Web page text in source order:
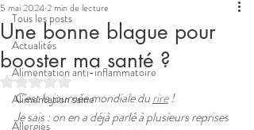
Tous les posts
Actualités
Alimentation anti-inflammatoire
Alimentation saine
Allergies
Une bonne blague pour
booster ma santé ?
5 mai 20242 min de lecture
Noté NaN étoiles sur 5.
C'est la journée mondiale du rire !
Je sais : on en a déjà parlé à plusieurs reprises